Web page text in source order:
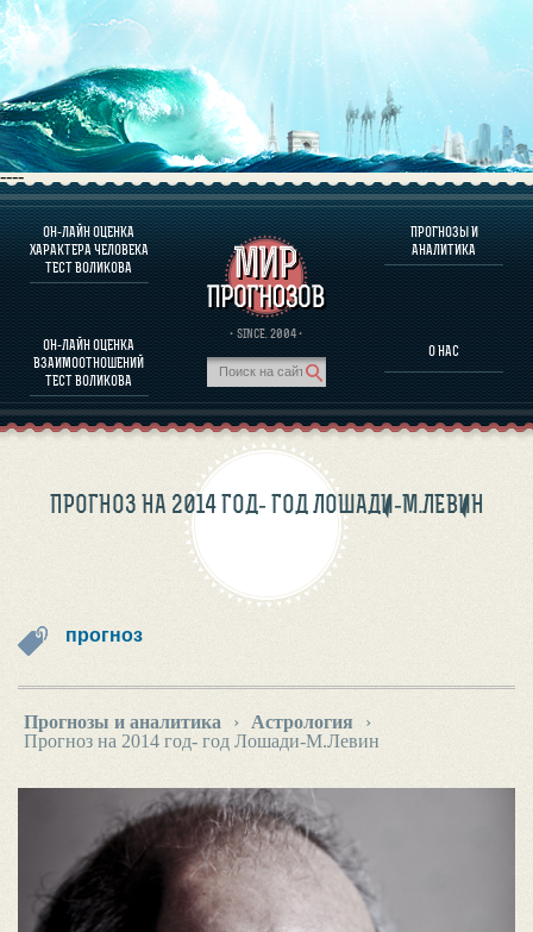
----
ОН-ЛАЙН ОЦЕНКА
ХАРАКТЕРА ЧЕЛОВЕКА
ТЕСТ ВОЛИКОВА
ОН-ЛАЙН ОЦЕНКА
ВЗАИМООТНОШЕНИЙ
ТЕСТ ВОЛИКОВА
· SINCE. 2004 ·
ПРОГНОЗЫ И
АНАЛИТИКА
О НАС
О ПРОГРАММЕ
ОЦЕНКА ХАРАКТЕРA ЧЕЛОВЕКА
ОЦЕНКА ХАРАКТЕРА ВЫДАЮЩИХСЯ ЛИЧНОСТЕЙ
О ПРОГРАММЕ
ПРОГНОЗЫ И АНАЛИТИКА
ПРОГНОЗ НА 2014 ГОД- ГОД ЛОШАДИ-М.ЛЕВИН
прогноз
Прогнозы и аналитика › Астрология
›
Прогноз на 2014 год- год Лошади-М.Левин